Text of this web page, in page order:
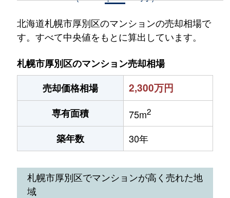
北海道札幌市厚別区のマンションの売却相場で
す。すべて中央値をもとに算出しています。
札幌市厚別区のマンション売却相場
売却価格相場
2,300万円
専有面積 75m2
築年数 30年
札幌市厚別区でマンションが高く売れた地
域